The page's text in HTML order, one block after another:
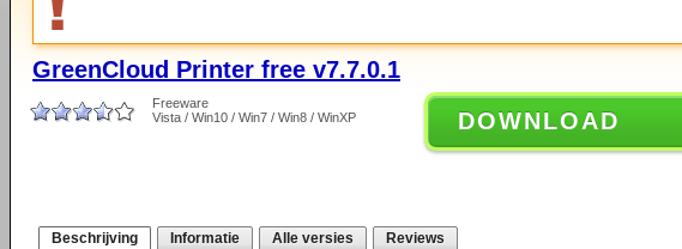
GreenCloud Printer free v7.7.0.1
Freeware
Vista / Win10 / Win7 / Win8 / WinXP
DOWNLOAD
Beschrijving Informatie Alle versies Reviews